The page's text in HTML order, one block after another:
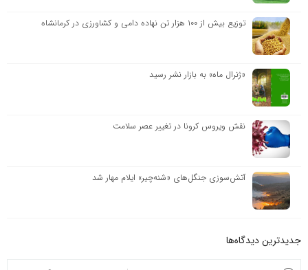
توزیع بیش از ۱۰۰ هزار تن نهاده دامی و کشاورزی در کرمانشاه
«ژنرال ماه» به بازار نشر رسید
نقش ویروس کرونا در تغییر عصر سلامت
آتش‌سوزی جنگل‌های «شنه‌چیر» ایلام مهار شد
جدیدترین دیدگاه‌‌ها